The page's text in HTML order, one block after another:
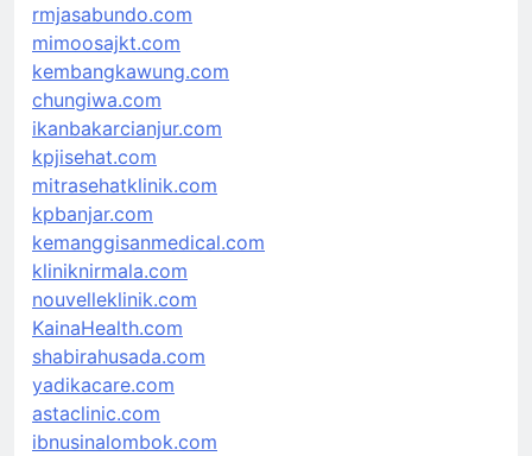
rmjasabundo.com
mimoosajkt.com
kembangkawung.com
chungiwa.com
ikanbakarcianjur.com
kpjisehat.com
mitrasehatklinik.com
kpbanjar.com
kemanggisanmedical.com
kliniknirmala.com
nouvelleklinik.com
KainaHealth.com
shabirahusada.com
yadikacare.com
astaclinic.com
ibnusinalombok.com